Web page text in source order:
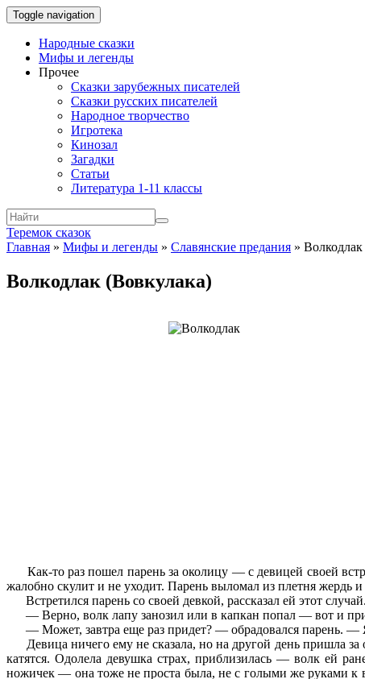
Toggle navigation
Народные сказки
Мифы и легенды
Прочее
Сказки зарубежных писателей
Сказки русских писателей
Народное творчество
Игротека
Кинозал
Загадки
Статьи
Литература 1-11 классы
Теремок сказок
Главная » Мифы и легенды » Славянские предания »
Волкодлак (Вовкулака)
Как-то раз пошел парень за околицу — с девицей своей
жалобно скулит и не уходит. Парень выломал из плетня жердь
Встретился парень со своей девкой, рассказал ей этот
— Верно, волк лапу занозил или в капкан попал — вот и
— Может, завтра еще раз придет? — обрадовался парень. —
Девица ничего ему не сказала, но на другой день пришла за
катятся. Одолела девушка страх, приблизилась — волк ей
ножичек — она тоже не проста была, не с голыми же руками к